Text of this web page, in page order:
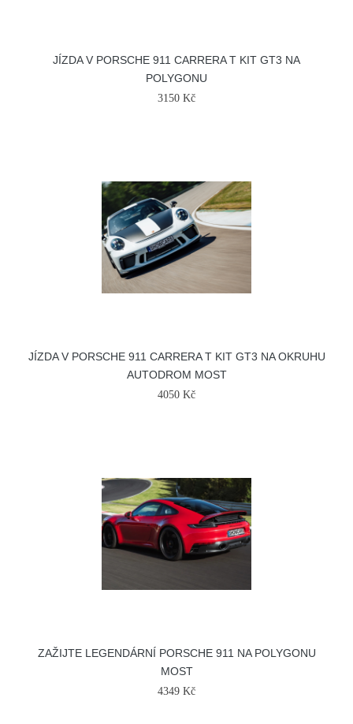
JÍZDA V PORSCHE 911 CARRERA T KIT GT3 NA
POLYGONU
3150 Kč
JÍZDA V PORSCHE 911 CARRERA T KIT GT3 NA OKRUHU
AUTODROM MOST
4050 Kč
ZAŽIJTE LEGENDÁRNÍ PORSCHE 911 NA POLYGONU
MOST
4349 Kč